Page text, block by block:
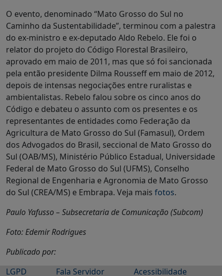
O evento, denominado “Mato Grosso do Sul no
Caminho da Sustentabilidade”, terminou com a palestra
do ex-ministro e ex-deputado Aldo Rebelo. Ele foi o
relator do projeto do Código Florestal Brasileiro,
aprovado em maio de 2011, mas que só foi sancionada
pela então presidente Dilma Rousseff em maio de 2012,
depois de intensas negociações entre ruralistas e
ambientalistas. Rebelo falou sobre os cinco anos do
Código e debateu o assunto com os presentes e os
representantes de entidades como Federação da
Agricultura de Mato Grosso do Sul (Famasul), Ordem
dos Advogados do Brasil, seccional de Mato Grosso do
Sul (OAB/MS), Ministério Público Estadual, Universidade
Federal de Mato Grosso do Sul (UFMS), Conselho
Regional de Engenharia e Agronomia de Mato Grosso
do Sul (CREA/MS) e Embrapa. Veja mais fotos.
Paulo Yafusso – Subsecretaria de Comunicação (Subcom)
Foto: Edemir Rodrigues
Publicado por:
LGPD
Fala Servidor Acessibilidade